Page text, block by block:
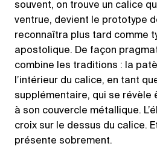
souvent, on trouve un calice
ventrue, devient le prototype
reconnaîtra plus tard comme
apostolique. De façon
combine les traditions : la
l’intérieur du calice, en tant
supplémentaire, qui se révèle
à son couvercle métallique.
croix sur le dessus du calice.
présente sobrement.